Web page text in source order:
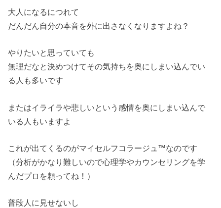
大人になるにつれて
だんだん自分の本音を外に出さなくなりますよね？
やりたいと思っていても
無理だなと決めつけてその気持ちを奥にしまい込んでい
る人も多いです
またはイライラや悲しいという感情を奥にしまい込んで
いる人もいますよ
これが出てくるのがマイセルフコラージュ™なのです
（分析がかなり難しいので心理学やカウンセリングを学
んだプロを頼ってね！）
普段人に見せないし